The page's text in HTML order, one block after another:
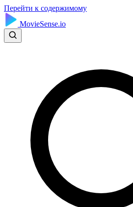
Перейти к содержимому
MovieSense.io